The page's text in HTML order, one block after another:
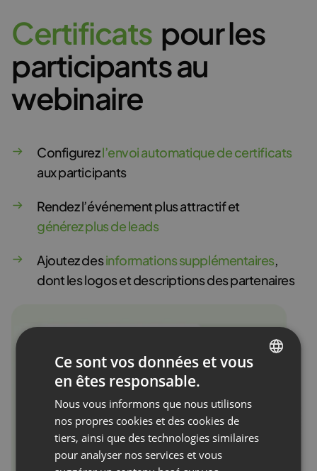
Certificats pour les
participants au
webinaire
Configurezl’envoi automatique de certificats
aux participants
Rendez l’événement plus attractif et
générez plus de leads
Ajoutez desinformations supplémentaires,
dont les logos et descriptions des partenaires
FRENCH
Ce sont vos données et vous
en êtes responsable.
Nous vous informons que nous utilisons
nos propres cookies et des cookies de
tiers, ainsi que des technologies similaires
pour analyser nos services et vous